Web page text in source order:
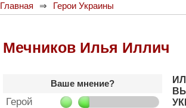
Главная Герои Украины
Мечников Илья Иллич
Ваше мнение?
Герой